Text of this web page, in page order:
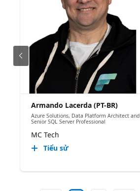
Armando Lacerda (PT-BR)
Azure Solutions, Data Platform Architect and
Senior SQL Server Professional
MC Tech
Tiểu sử